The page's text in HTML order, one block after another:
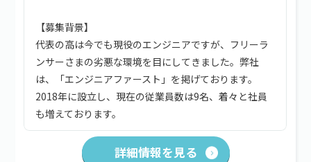
【募集背景】
代表の高は今でも現役のエンジニアですが、フリーラ
ンサーさまの劣悪な環境を目にしてきました。弊社
は、「エンジニアファースト」を掲げております。
2018年に設立し、現在の従業員数は9名、着々と社員
も増えております。
詳細情報を見る